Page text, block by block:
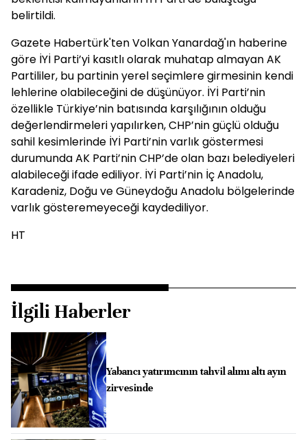
belirtildi.
Gazete Habertürk'ten Volkan Yanardağ'ın haberine
göre İYİ Parti’yi kasıtlı olarak muhatap almayan AK
Partililer, bu partinin yerel seçimlere girmesinin kendi
lehlerine olabileceğini de düşünüyor. İYİ Parti’nin
özellikle Türkiye’nin batısında karşılığının olduğu
değerlendirmeleri yapılırken, CHP’nin güçlü olduğu
sahil kesimlerinde İYİ Parti’nin varlık göstermesi
durumunda AK Parti’nin CHP’de olan bazı belediyeleri
alabileceği ifade ediliyor. İYİ Parti’nin İç Anadolu,
Karadeniz, Doğu ve Güneydoğu Anadolu bölgelerinde
varlık gösteremeyeceği kaydediliyor.
HT
İlgili Haberler
Yabancı yatırımcının tahvil alımı altı ayın
zirvesinde